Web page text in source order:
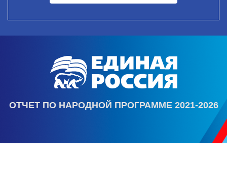
ОТЧЕТ ПО НАРОДНОЙ ПРОГРАММЕ 2021-2026